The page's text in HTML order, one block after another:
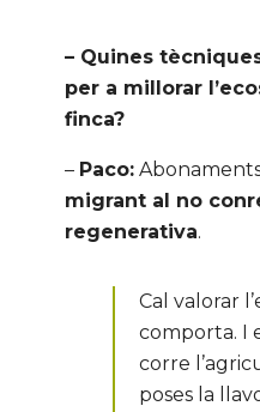
– Quines
per a millorar
finca?
– Paco:
migrant al no
regenerativa.
Cal valorar
comporta. I
corre
poses la